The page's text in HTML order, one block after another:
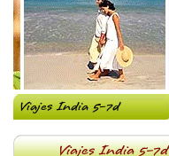
Viajes India 5-7d
Viajes India 5-7d